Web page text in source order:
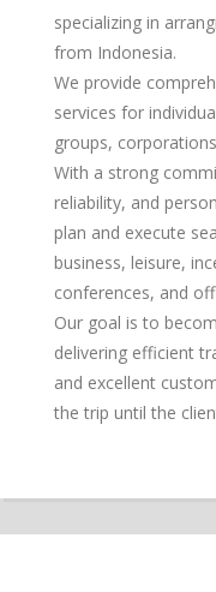
specializing in
from Indonesia.
We provide
services for
groups,
With a strong
reliability, and
plan and execute
business, leisure,
conferences, and
Our goal is to
delivering efficient
and excellent
the trip until the